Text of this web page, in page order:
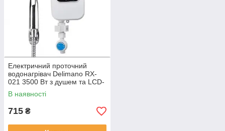
Електричний проточний
водонагрівач Delimano RX-
021 3500 Вт з душем та LCD-
дисплеєм
В наявності
715 ₴